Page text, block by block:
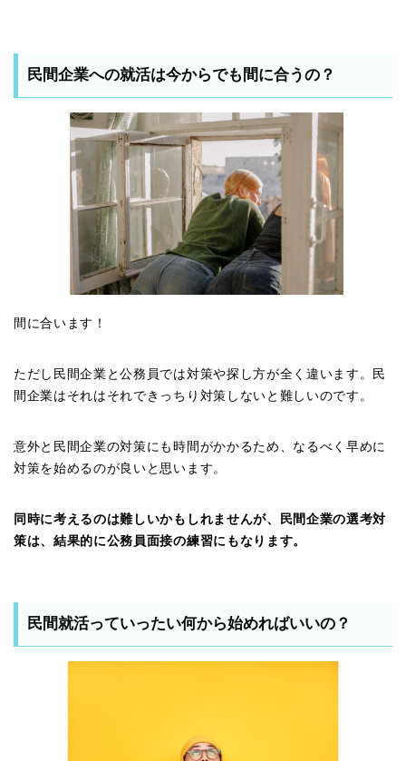
民間企業への就活は今からでも間に合うの？
間に合います！
ただし民間企業と公務員では対策や探し方が全く違います。民
間企業はそれはそれできっちり対策しないと難しいのです。
意外と民間企業の対策にも時間がかかるため、なるべく早めに
対策を始めるのが良いと思います。
同時に考えるのは難しいかもしれませんが、民間企業の選考対
策は、結果的に公務員面接の練習にもなります。
民間就活っていったい何から始めればいいの？